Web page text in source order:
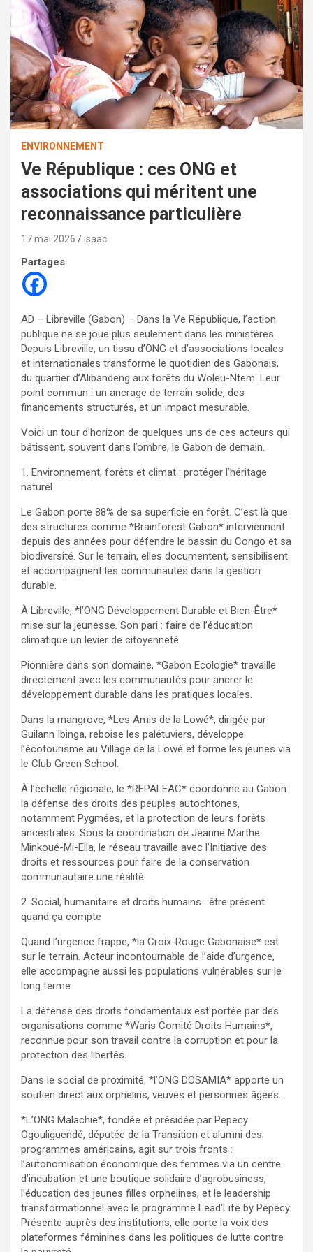
ENVIRONNEMENT
Ve République : ces ONG et
associations qui méritent une
reconnaissance particulière
17 mai 2026 isaac
Partages
AD – Libreville (Gabon) – Dans la Ve République, l’action
publique ne se joue plus seulement dans les ministères.
Depuis Libreville, un tissu d’ONG et d’associations locales
et internationales transforme le quotidien des Gabonais,
du quartier d’Alibandeng aux forêts du Woleu-Ntem. Leur
point commun : un ancrage de terrain solide, des
financements structurés, et un impact mesurable.
Voici un tour d’horizon de quelques uns de ces acteurs qui
bâtissent, souvent dans l’ombre, le Gabon de demain.
1. Environnement, forêts et climat : protéger l’héritage
naturel
Le Gabon porte 88% de sa superficie en forêt. C’est là que
des structures comme *Brainforest Gabon* interviennent
depuis des années pour défendre le bassin du Congo et sa
biodiversité. Sur le terrain, elles documentent, sensibilisent
et accompagnent les communautés dans la gestion
durable.
À Libreville, *l’ONG Développement Durable et Bien-Être*
mise sur la jeunesse. Son pari : faire de l’éducation
climatique un levier de citoyenneté.
Pionnière dans son domaine, *Gabon Ecologie* travaille
directement avec les communautés pour ancrer le
développement durable dans les pratiques locales.
Dans la mangrove, *Les Amis de la Lowé*, dirigée par
Guilann Ibinga, reboise les palétuviers, développe
l’écotourisme au Village de la Lowé et forme les jeunes via
le Club Green School.
À l’échelle régionale, le *REPALEAC* coordonne au Gabon
la défense des droits des peuples autochtones,
notamment Pygmées, et la protection de leurs forêts
ancestrales. Sous la coordination de Jeanne Marthe
Minkoué-Mi-Ella, le réseau travaille avec l’Initiative des
droits et ressources pour faire de la conservation
communautaire une réalité.
2. Social, humanitaire et droits humains : être présent
quand ça compte
Quand l’urgence frappe, *la Croix-Rouge Gabonaise* est
sur le terrain. Acteur incontournable de l’aide d’urgence,
elle accompagne aussi les populations vulnérables sur le
long terme.
La défense des droits fondamentaux est portée par des
organisations comme *Waris Comité Droits Humains*,
reconnue pour son travail contre la corruption et pour la
protection des libertés.
Dans le social de proximité, *l’ONG DOSAMIA* apporte un
soutien direct aux orphelins, veuves et personnes âgées.
*L’ONG Malachie*, fondée et présidée par Pepecy
Ogouliguendé, députée de la Transition et alumni des
programmes américains, agit sur trois fronts :
l’autonomisation économique des femmes via un centre
d’incubation et une boutique solidaire d’agrobusiness,
l’éducation des jeunes filles orphelines, et le leadership
transformationnel avec le programme Lead’Life by Pepecy.
Présente auprès des institutions, elle porte la voix des
plateformes féminines dans les politiques de lutte contre